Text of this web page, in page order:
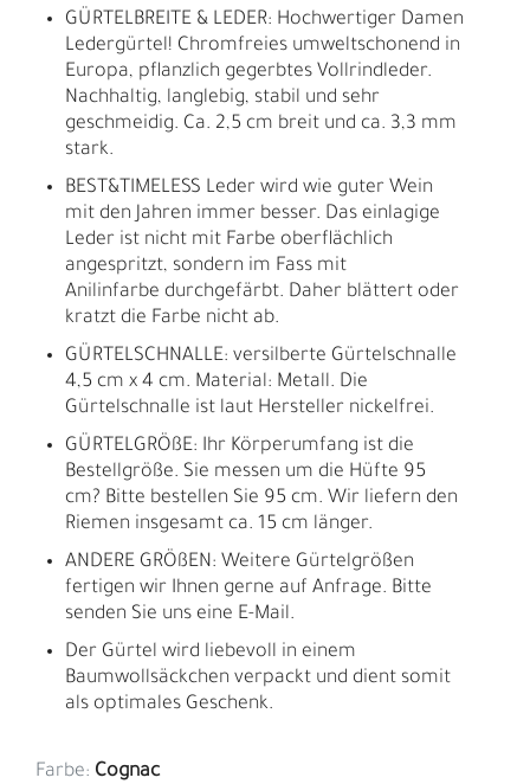
GÜRTELBREITE & LEDER: Hochwertiger Damen
Ledergürtel! Chromfreies umweltschonend in
Europa, pflanzlich gegerbtes Vollrindleder.
Nachhaltig, langlebig, stabil und sehr
geschmeidig. Ca. 2,5 cm breit und ca. 3,3 mm
stark.
BEST&TIMELESS Leder wird wie guter Wein
mit den Jahren immer besser. Das einlagige
Leder ist nicht mit Farbe oberflächlich
angespritzt, sondern im Fass mit
Anilinfarbe durchgefärbt. Daher blättert oder
kratzt die Farbe nicht ab.
GÜRTELSCHNALLE: versilberte Gürtelschnalle
4,5 cm x 4 cm. Material: Metall. Die
Gürtelschnalle ist laut Hersteller nickelfrei.
GÜRTELGRÖßE: Ihr Körperumfang ist die
Bestellgröße. Sie messen um die Hüfte 95
cm? Bitte bestellen Sie 95 cm. Wir liefern den
Riemen insgesamt ca. 15 cm länger.
ANDERE GRÖßEN: Weitere Gürtelgrößen
fertigen wir Ihnen gerne auf Anfrage. Bitte
senden Sie uns eine E-Mail.
Der Gürtel wird liebevoll in einem
Baumwollsäckchen verpackt und dient somit
als optimales Geschenk.
Farbe: Cognac